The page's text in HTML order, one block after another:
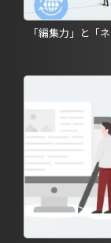
「編集力」と「